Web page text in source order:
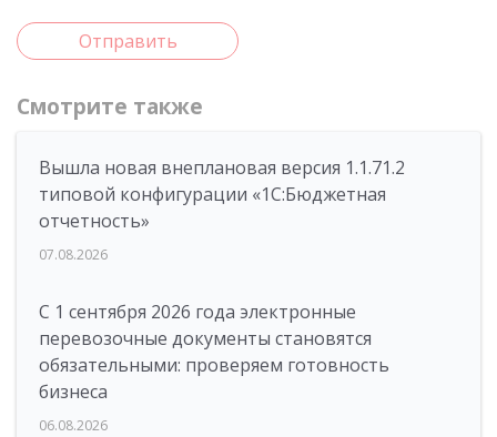
Отправить
Смотрите также
Вышла новая внеплановая версия 1.1.71.2
типовой конфигурации «1C:Бюджетная
отчетность»
07.08.2026
С 1 сентября 2026 года электронные
перевозочные документы становятся
обязательными: проверяем готовность
бизнеса
06.08.2026